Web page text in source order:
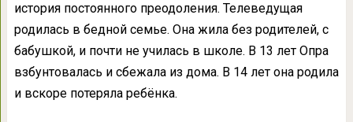
история постоянного преодоления. Телеведущая
родилась в бедной семье. Она жила без родителей, с
бабушкой, и почти не училась в школе. В 13 лет Опра
взбунтовалась и сбежала из дома. В 14 лет она родила
и вскоре потеряла ребёнка.